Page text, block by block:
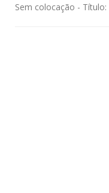
Sem colocação - Título: